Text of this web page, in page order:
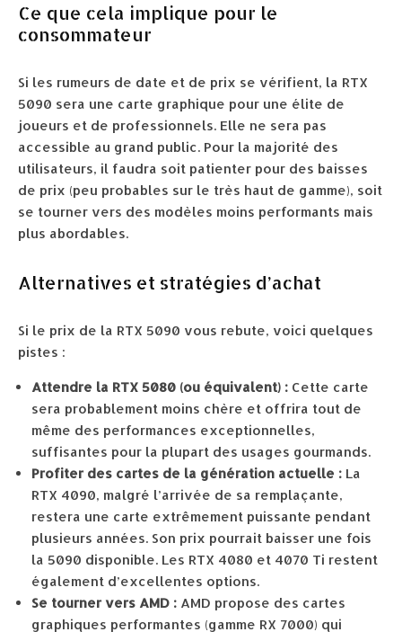
Ce que cela implique pour le
consommateur
Si les rumeurs de date et de prix se vérifient, la RTX
5090 sera une carte graphique pour une élite de
joueurs et de professionnels. Elle ne sera pas
accessible au grand public. Pour la majorité des
utilisateurs, il faudra soit patienter pour des baisses
de prix (peu probables sur le très haut de gamme), soit
se tourner vers des modèles moins performants mais
plus abordables.
Alternatives et stratégies d’achat
Si le prix de la RTX 5090 vous rebute, voici quelques
pistes :
Attendre la RTX 5080 (ou équivalent) : Cette carte
sera probablement moins chère et offrira tout de
même des performances exceptionnelles,
suffisantes pour la plupart des usages gourmands.
Profiter des cartes de la génération actuelle : La
RTX 4090, malgré l’arrivée de sa remplaçante,
restera une carte extrêmement puissante pendant
plusieurs années. Son prix pourrait baisser une fois
la 5090 disponible. Les RTX 4080 et 4070 Ti restent
également d’excellentes options.
Se tourner vers AMD : AMD propose des cartes
graphiques performantes (gamme RX 7000) qui